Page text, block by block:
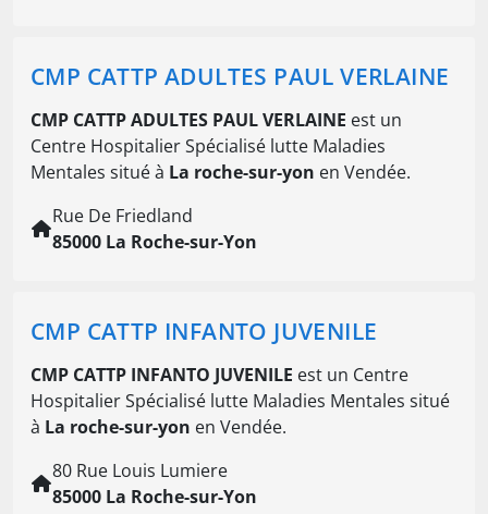
CMP CATTP ADULTES PAUL VERLAINE
CMP CATTP ADULTES PAUL VERLAINE est un
Centre Hospitalier Spécialisé lutte Maladies
Mentales situé à La roche-sur-yon en Vendée.
Rue De Friedland
85000 La Roche-sur-Yon
CMP CATTP INFANTO JUVENILE
CMP CATTP INFANTO JUVENILE est un Centre
Hospitalier Spécialisé lutte Maladies Mentales situé
à La roche-sur-yon en Vendée.
80 Rue Louis Lumiere
85000 La Roche-sur-Yon